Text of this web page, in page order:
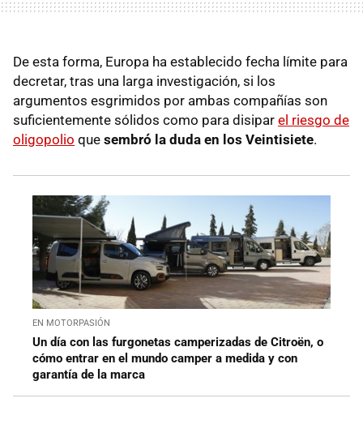
De esta forma, Europa ha establecido fecha límite para
decretar, tras una larga investigación, si los
argumentos esgrimidos por ambas compañías son
suficientemente sólidos como para disipar el riesgo de
oligopolio que sembró la duda en los Veintisiete.
EN MOTORPASIÓN
Un día con las furgonetas camperizadas de Citroën, o
cómo entrar en el mundo camper a medida y con
garantía de la marca